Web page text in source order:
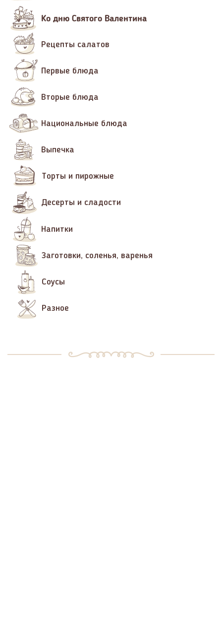
Ко дню Святого Валентина
Рецепты салатов
Первые блюда
Вторые блюда
Национальные блюда
Выпечка
Торты и пирожные
Десерты и сладости
Напитки
Заготовки, соленья, варенья
Соусы
Разное